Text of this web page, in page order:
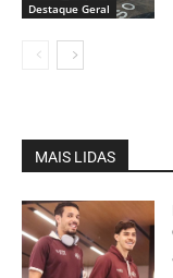
Destaque Geral
MAIS LIDAS